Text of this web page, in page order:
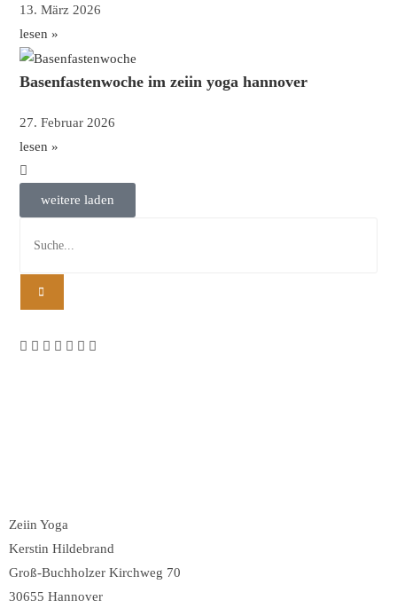
13. März 2026
lesen »
Basenfastenwoche im zeiin yoga hannover
27. Februar 2026
lesen »
weitere laden
Zeiin Yoga
Kerstin Hildebrand
Groß-Buchholzer Kirchweg 70
30655 Hannover